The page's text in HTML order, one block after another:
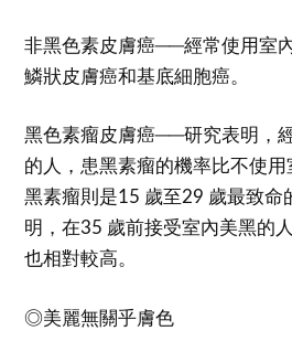
非黑色素皮膚癌──經常使用室
鱗狀皮膚癌和基底細胞癌。
黑色素瘤皮膚癌──研究表明，
的人，患黑素瘤的機率比不使
黑素瘤則是15 歲至29 歲最致命
明，在35 歲前接受室內美黑的
也相對較高。
◎美麗無關乎膚色